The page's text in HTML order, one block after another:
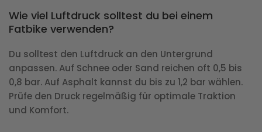
Wie viel Luftdruck solltest du bei einem
Fatbike verwenden?
Du solltest den Luftdruck an den Untergrund
anpassen. Auf Schnee oder Sand reichen oft 0,5 bis
0,8 bar. Auf Asphalt kannst du bis zu 1,2 bar wählen.
Prüfe den Druck regelmäßig für optimale Traktion
und Komfort.